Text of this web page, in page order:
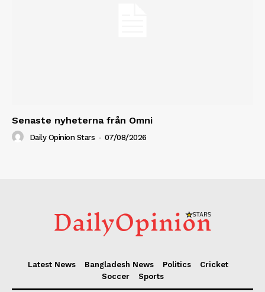
Senaste nyheterna från Omni
Daily Opinion Stars - 07/08/2026
Latest News Bangladesh News Politics
Cricket
Soccer
Sports